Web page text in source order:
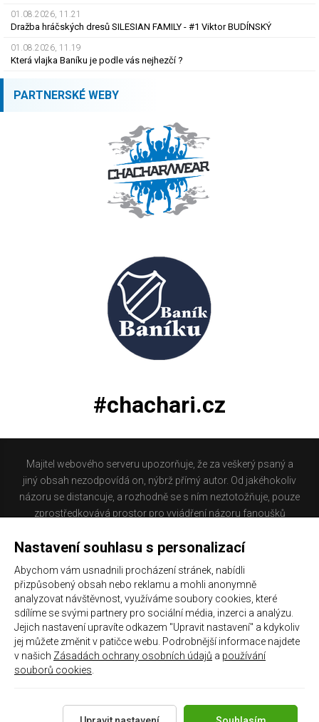
01.08.2026, 11.21
Dražba hráčských dresů SILESIAN FAMILY - #1 Viktor BUDÍNSKÝ
01.08.2026, 11.19
Která vlajka Baníku je podle vás nejhezčí ?
PARTNERSKÉ WEBY
#chachari.cz
Majitel webového serveru upozorňuje, že za veškerý psaný a
jiný obsah nezodpovídá on, nýbrž přímý autor. Od jakéhokoliv
názoru se distancuje, a rozhodně se s ním neztotožňuje, pouze
zprostředkovává prostor pro vyjádření názoru fanoušků
nacházíte obsahuje materiál, který někteří lidé mohou
nejsou dle právní úpravy zákona č. 480/2004 Sb., o některých
službách informační společnosti a o změně některých zákonů
(zákon o některých službách informační společnosti) a
zejména §6 citovaného zákona, odpovědni za příspěvky
návštěvníků těchto stránek.
Galerie|Historie
Nastavení souhlasu s personalizací
Abychom vám usnadnili procházení stránek, nabídli
přizpůsobený obsah nebo reklamu a mohli anonymně
analyzovat návštěvnost, využíváme soubory cookies, které
sdílíme se svými partnery pro sociální média, inzerci a analýzu.
Jejich nastavení upravíte odkazem "Upravit nastavení" a kdykoliv
jej můžete změnit v patičce webu. Podrobnější informace najdete
v našich Zásadách ochrany osobních údajů a používání
souborů cookies